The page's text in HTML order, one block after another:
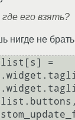
где его взять?
нигде не
=